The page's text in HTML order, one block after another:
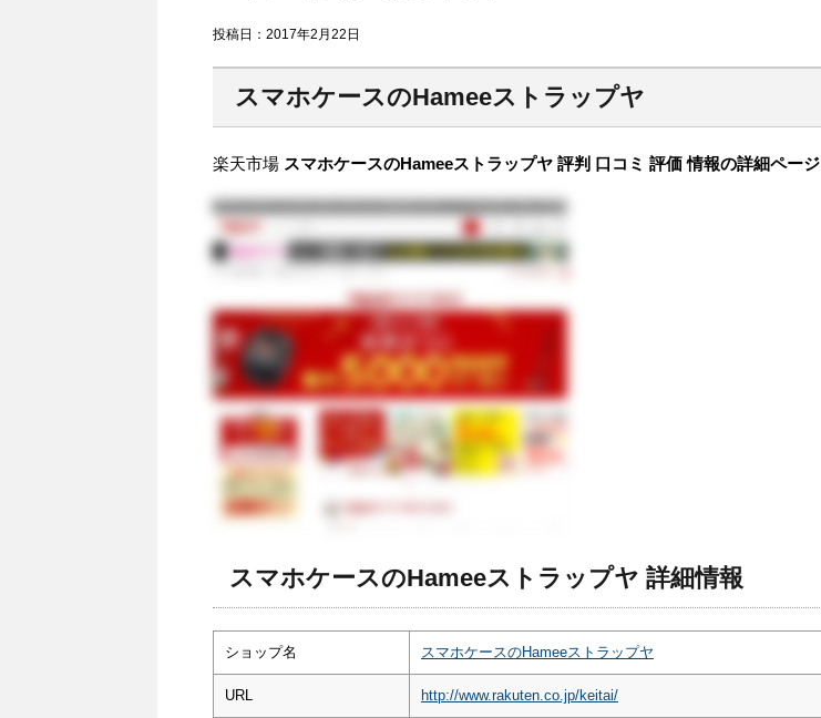
投稿日： 2017年2月22日
スマホケースのHameeストラップヤ
楽天市場 スマホケースのHameeストラップヤ 評判 口コミ 評価 情報の詳細ページ
スマホケースのHameeストラップヤ 詳細情報
ショップ名 スマホケースのHameeストラップヤ
URL http://www.rakuten.co.jp/keitai/